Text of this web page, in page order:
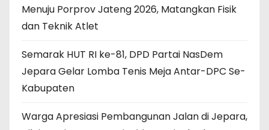
Menuju Porprov Jateng 2026, Matangkan Fisik
dan Teknik Atlet
Semarak HUT RI ke-81, DPD Partai NasDem
Jepara Gelar Lomba Tenis Meja Antar-DPC Se-
Kabupaten
Warga Apresiasi Pembangunan Jalan di Jepara,